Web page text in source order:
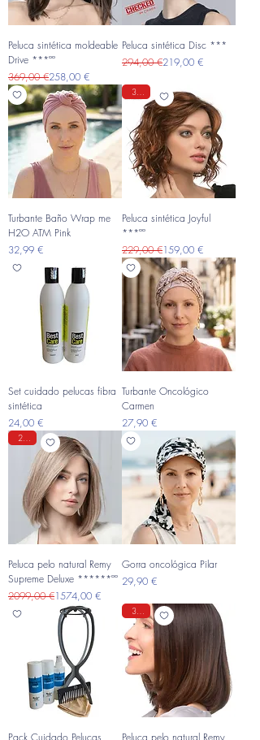
Peluca sintética moldeable
Drive ***ºº
Precio
369,00 €
Precio de oferta
258,00 €
Peluca sintética Disc ***
Precio
294,00 €
Precio de oferta
219,00 €
Turbante Baño Wrap me
H2O ATM Pink
Precio
32,99 €
30%
Peluca sintética Joyful
***ºº
Precio
229,00 €
Precio de oferta
159,00 €
Set cuidado pelucas fibra
sintética
Precio
24,00 €
Turbante Oncológico
Carmen
Precio
27,90 €
25%
Peluca pelo natural Remy
Supreme Deluxe ******ºº
Precio
2099,00 €
Precio de oferta1574,00 €
Gorra oncológica Pilar
Precio
29,90 €
30%